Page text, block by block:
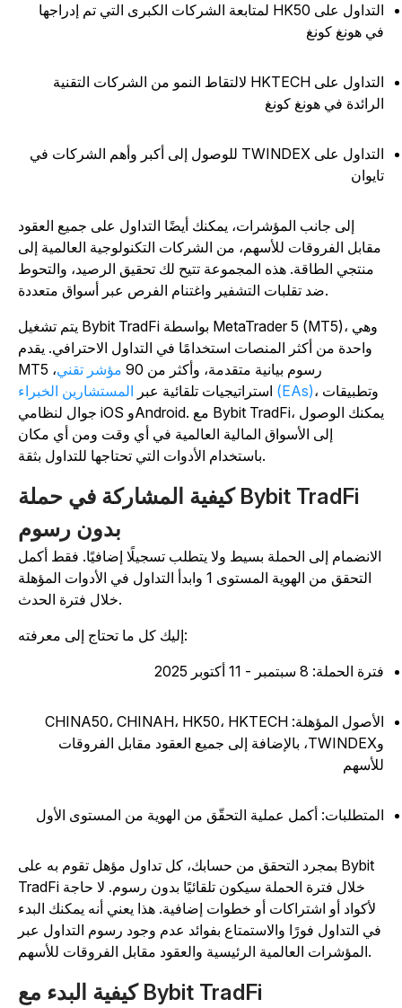
التداول على HK50 لمتابعة الشركات الكبرى التي تم إدراجها
هونغ كونغ
التداول على HKTECH لالتقاط النمو من الشركات التقنية
في هونغ كونغ
التداول على TWINDEX للوصول إلى أكبر وأهم الشركات في
إلى جانب المؤشرات، يمكنك أيضًا التداول على جميع العقود
مقابل الفروقات للأسهم، من الشركات التكنولوجية العالمية إلى
منتجي الطاقة. هذه المجموعة تتيح لك تحقيق الرصيد، والتحوط
يتم تشغيل Bybit TradFi بواسطة MetaTrader 5 (MT5)، وهي
واحدة من أكثر المنصات استخدامًا في التداول الاحترافي. يقدم
MT5 رسوم بيانية متقدمة، وأكثر من 90
مؤشر تقني،
استراتيجيات تلقائية عبرالمستشارين الخبراء (EAs)، وتطبيقات
جوال لنظامي iOS وAndroid. مع Bybit TradFi، يمكنك الوصول
إلى الأسواق المالية العالمية في أي وقت ومن أي مكان
كيفية المشاركة في حملة Bybit TradFi
بدون رسوم
الانضمام إلى الحملة بسيط ولا يتطلب تسجيلًا إضافيًا. فقط أكمل
التحقق من الهوية المستوى 1 وابدأ التداول في الأدوات المؤهلة
الحملة: 8 سبتمبر - 11 أكتوبر 2025
الأصول المؤهلة: CHINA50، CHINAH، HK50، HKTECH
وTWINDEX، بالإضافة إلى جميع العقود مقابل الفروقات
أكمل عملية التحقّق من الهوية من المستوى الأول
بمجرد التحقق من حسابك، كل تداول مؤهل تقوم به على Bybit
TradFi خلال فترة الحملة سيكون تلقائيًا بدون رسوم. لا حاجة
لأكواد أو اشتراكات أو خطوات إضافية. هذا يعني أنه يمكنك البدء
في التداول فورًا والاستمتاع بفوائد عدم وجود رسوم التداول عبر
كيفية البدء مع Bybit TradFi